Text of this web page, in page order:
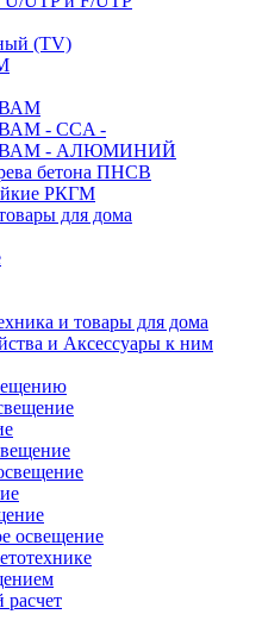
(TV)
- CCA -
- АЛЮМИНИЙ
бетона ПНСВ
РКГМ
для дома
и товары для дома
и Аксессуары к ним
освещение
расчет